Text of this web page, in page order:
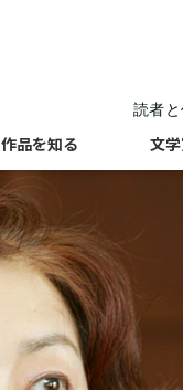
読者
作品を知る 文